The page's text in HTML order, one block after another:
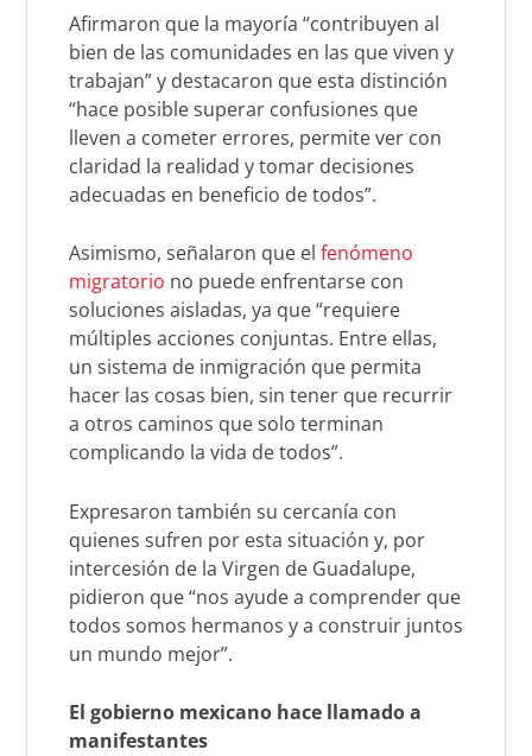
Afirmaron que la mayoría “contribuyen al
bien de las comunidades en las que viven y
trabajan” y destacaron que esta distinción
“hace posible superar confusiones que
lleven a cometer errores, permite ver con
claridad la realidad y tomar decisiones
adecuadas en beneficio de todos”.
Asimismo, señalaron que el fenómeno
migratorio no puede enfrentarse con
soluciones aisladas, ya que “requiere
múltiples acciones conjuntas. Entre ellas,
un sistema de inmigración que permita
hacer las cosas bien, sin tener que recurrir
a otros caminos que solo terminan
complicando la vida de todos”.
Expresaron también su cercanía con
quienes sufren por esta situación y, por
intercesión de la Virgen de Guadalupe,
pidieron que “nos ayude a comprender que
todos somos hermanos y a construir juntos
un mundo mejor”.
El gobierno mexicano hace llamado a
manifestantes